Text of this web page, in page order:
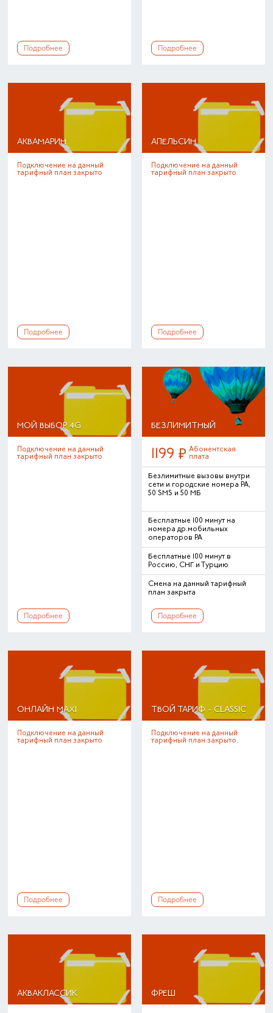
Подробнее Подробнее
АКВАМАРИН
Подключение на данный
тарифный план закрыто
Подробнее
АПЕЛЬСИН
Подключение на данный
тарифный план закрыто
Подробнее
МОЙ ВЫБОР 4G
Подключение на данный
тарифный план закрыто
Подробнее
БЕЗЛИМИТНЫЙ
1199
Абонентская
плата
Безлимитные вызовы внутри
сети и городские номера РА,
50 SMS и 50 МБ
Бесплатные 100 минут на
номера др.мобильных
операторов РА
Бесплатные 100 минут в
Россию, СНГ и Турцию
Смена на данный тарифный
план закрыта
Подробнее
ОНЛАЙН MAXI
Подключение на данный
тарифный план закрыто
Подробнее
ТВОЙ ТАРИФ - CLASSIC
Подключение на данный
тарифный план закрыто.
Подробнее
АКВАКЛАССИК ФРЕШ